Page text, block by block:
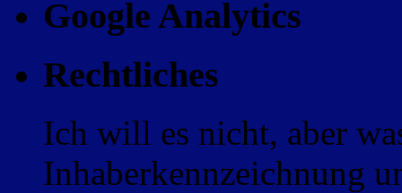
Google Analytics
Rechtliches
Ich will es nicht, aber
Inhaberkennzeichnung